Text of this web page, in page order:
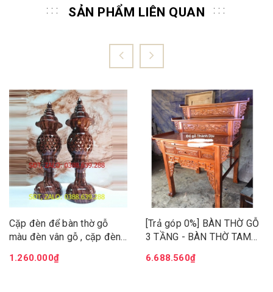
SẢN PHẨM LIÊN QUAN
Cặp đèn để bàn thờ gỗ
màu đèn vân gỗ , cặp đèn
1.260.000₫
[Trả góp 0%] BÀN THỜ GỖ
3 TẦNG - BÀN THỜ TAM
3 TẦNG
6.688.560₫